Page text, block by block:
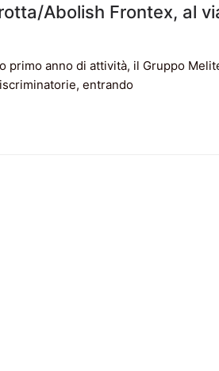
Abolish Frontex, al
primo anno di attività, il Gruppo
entrando